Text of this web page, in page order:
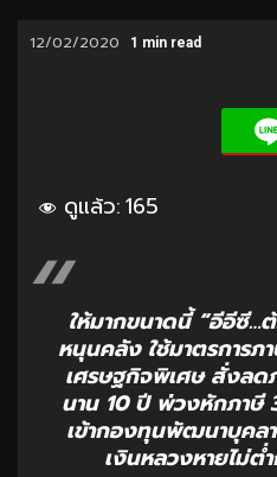
12/02/2020 1 min read
ดูแล้ว:165
ให้มากขนาดนี้ “อีอีซี…
หนุนคลัง ใช้มาตรการ
เศรษฐกิจพิเศษ สั่งล
นาน 10 ปี พ่วงหักภาษี
เข้ากองทุนพัฒนาบุคล
เงินหลวงหายไม่ต่